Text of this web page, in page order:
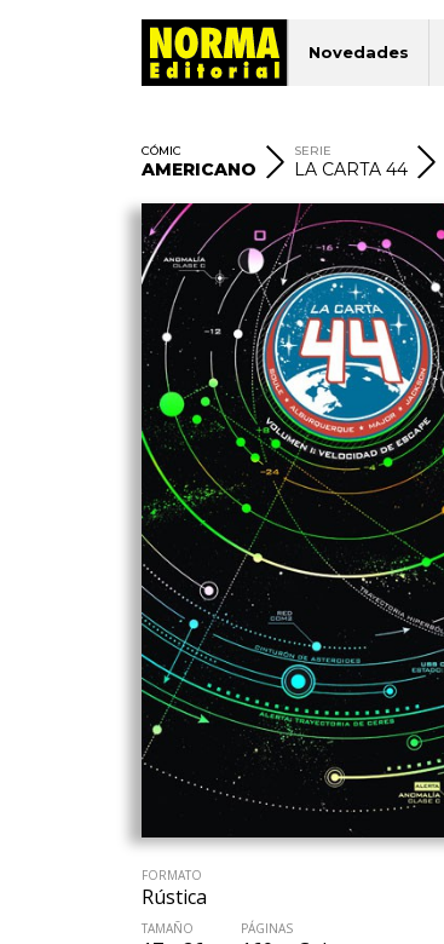
Novedades
CÓMIC
AMERICANO
SERIE
LA CARTA 44
FORMATO
Rústica
TAMAÑO PÁGINAS